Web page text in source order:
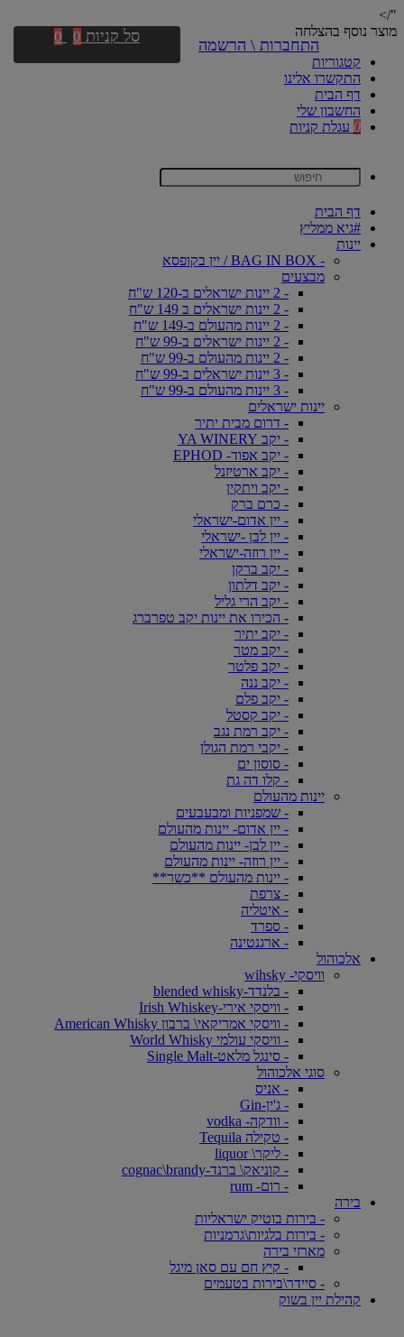
"/>
מוצר נוסף בהצלחה
קטגוריות
התקשרו אלינו
דף הבית
החשבון שלי
0 עגלת קניות
דף הבית
#גיא ממליץ
יינות
- BAG IN BOX / יין בקופסא
מבצעים
- 2 יינות ישראלים ב-120 ש"ח
- 2 יינות ישראלים ב 149 ש"ח
- 2 יינות מהעולם ב-149 ש"ח
- 2 יינות ישראלים ב-99 ש"ח
- 2 יינות מהעולם ב-99 ש"ח
- 3 יינות ישראלים ב-99 ש"ח
- 3 יינות מהעולם ב-99 ש"ח
יינות ישראלים
- דרום מבית יתיר
- יקב YA WINERY
- יקב אפוד- EPHOD
- יקב ארטיזנל
- יקב ויתקין
- כרם ברק
- יין אדום-ישראלי
- יין לבן -ישראלי
- יין רוזה-ישראלי
- יקב ברקן
- יקב דלתון
- יקב הרי גליל
- הכירו את יינות יקב טפרברג
- יקב יתיר
- יקב מטר
- יקב פלטר
- יקב ננה
- יקב פלם
- יקב קסטל
- יקב רמת נגב
- יקבי רמת הגולן
- סוסון ים
- קלו דה גת
יינות מהעולם
- שמפניות ומבעבעים
- יין אדום- יינות מהעולם
- יין לבן- יינות מהעולם
- יין רוזה- יינות מהעולם
- יינות מהעולם **כשר**
- צרפת
- איטליה
- ספרד
- ארגנטינה
אלכוהול
וויסקי- wihsky
- בלנדד-blended whisky
- וויסקי אירי-Irish Whiskey
- וויסקי אמריקאי\ ברבון American Whisky
- וויסקי עולמי World Whisky
- סינגל מלאט-Single Malt
סוגי אלכוהול
- אניס
- ג'ין-Gin
- וודקה- vodka
- טקילה Tequila
- ליקר\ liquor
- קוניאק\ ברנד-cognac\brandy
- רום- rum
בירה
- בירות בוטיק ישראליות
- בירות בלגיות\גרמניות
מארזי בירה
- קיץ חם עם סאן מיגל
- סיידר\בירות בטעמים
קהילת יין בשוק
התחברות \ הרשמה סל קניות 0
0